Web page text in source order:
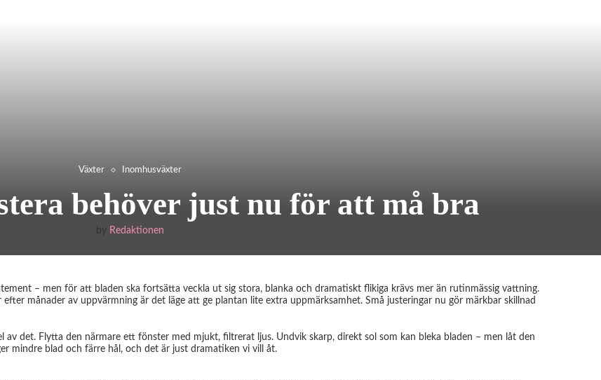
Växter Inomhusväxter
behöver just nu för att må bra
by Redaktionen
– men för att bladen ska fortsätta veckla ut sig stora, blanka och dramatiskt flikiga krävs mer än rutinmässig vattning.
månader av uppvärmning är det läge att ge plantan lite extra uppmärksamhet. Små justeringar nu gör märkbar skillnad
det. Flytta den närmare ett fönster med mjukt, filtrerat ljus. Undvik skarp, direkt sol som kan bleka bladen – men låt den
mindre blad och färre hål, och det är just dramatiken vi vill åt.